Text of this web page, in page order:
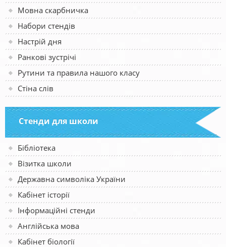
Мовна скарбничка
Набори стендів
Настрій дня
Ранкові зустрічі
Рутини та правила нашого класу
Стіна слів
Стенди для школи
Бібліотека
Візитка школи
Державна символіка України
Кабінет історії
Інформаційні стенди
Англійська мова
Кабінет біології